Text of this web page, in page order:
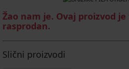
Žao nam je. Ovaj proizvod
rasprodan.
Slični proizvodi